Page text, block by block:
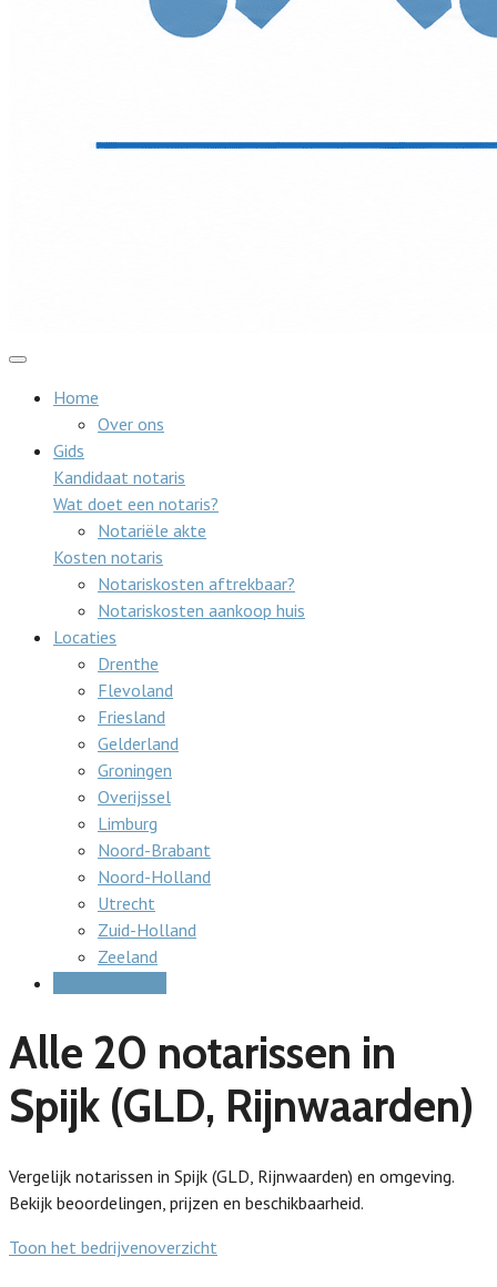
Home
Over ons
Gids
Kandidaat notaris
Wat doet een notaris?
Notariële akte
Kosten notaris
Notariskosten aftrekbaar?
Notariskosten aankoop huis
Locaties
Drenthe
Flevoland
Friesland
Gelderland
Groningen
Overijssel
Limburg
Noord-Brabant
Noord-Holland
Utrecht
Zuid-Holland
Zeeland
Alle 20 notarissen in
Spijk (GLD, Rijnwaarden)
Vergelijk notarissen in Spijk (GLD, Rijnwaarden) en omgeving.
Bekijk beoordelingen, prijzen en beschikbaarheid.
Toon het bedrijvenoverzicht